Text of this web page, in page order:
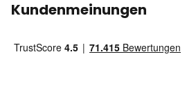
Kundenmeinungen